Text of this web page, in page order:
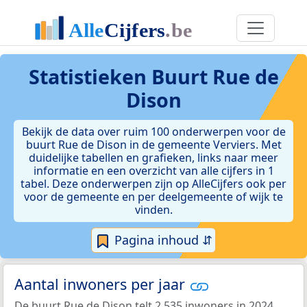
Statistieken Buurt Rue de
Dison
Bekijk de data over ruim 100 onderwerpen voor de
buurt Rue de Dison in de gemeente Verviers. Met
duidelijke tabellen en grafieken, links naar meer
informatie en een overzicht van alle cijfers in 1
tabel. Deze onderwerpen zijn op AlleCijfers ook per
voor de gemeente en per deelgemeente of wijk te
vinden.
Pagina inhoud ⇵
Aantal inwoners per jaar